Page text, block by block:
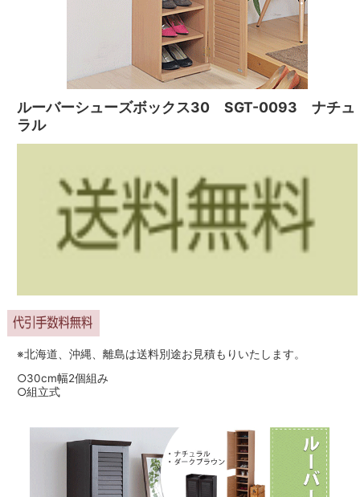
ルーバーシューズボックス30 SGT-0093 ナチュ
ラル
※北海道、沖縄、離島は送料別途お見積もりいたします。
○30cm幅2個組み
○組立式